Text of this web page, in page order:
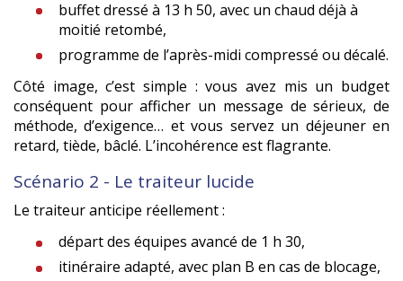
buffet dressé à 13 h 50, avec un chaud déjà à
moitié retombé,
programme de l’après-midi compressé ou décalé.
Côté image, c’est simple : vous avez mis un budget
conséquent pour afficher un message de sérieux, de
méthode, d’exigence… et vous servez un déjeuner en
retard, tiède, bâclé. L’incohérence est flagrante.
Scénario 2 - Le traiteur lucide
Le traiteur anticipe réellement :
départ des équipes avancé de 1 h 30,
itinéraire adapté, avec plan B en cas de blocage,